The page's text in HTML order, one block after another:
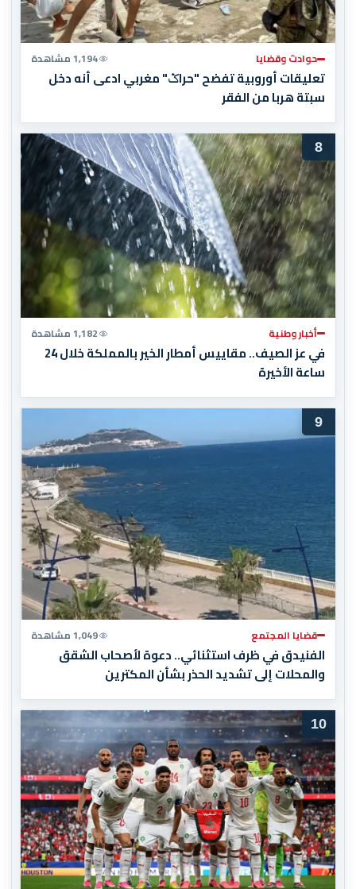
حوادث وقضايا 1,194 مشاهدة
تعليقات أوروبية تفضح "حراݣ" مغربي ادعى أنه دخل
سبتة هربا من الفقر
8
أخبار وطنية 1,182 مشاهدة
في عز الصيف.. مقاييس أمطار الخير بالمملكة خلال 24
ساعة الأخيرة
9
قضايا المجتمع 1,049 مشاهدة
الفنيدق في ظرف استثنائي.. دعوة لأصحاب الشقق
والمحلات إلى تشديد الحذر بشأن المكترين
10